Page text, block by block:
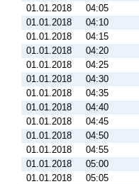
01.01.2018
04:05
01.01.2018
04:10
01.01.2018
04:15
01.01.2018
04:20
01.01.2018
04:25
01.01.2018
04:30
01.01.2018
04:35
01.01.2018
04:40
01.01.2018
04:45
01.01.2018
04:50
01.01.2018
04:55
01.01.2018
05:00
01.01.2018
05:05